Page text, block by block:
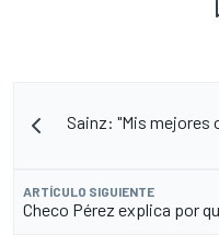
Sainz: "Mis mejores
ARTÍCULO SIGUIENTE
Checo Pérez explica por